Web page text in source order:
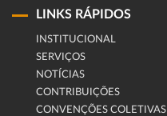
LINKS RÁPIDOS
INSTITUCIONAL
SERVIÇOS
NOTÍCIAS
CONTRIBUIÇÕES
CONVENÇÕES COLETIVAS